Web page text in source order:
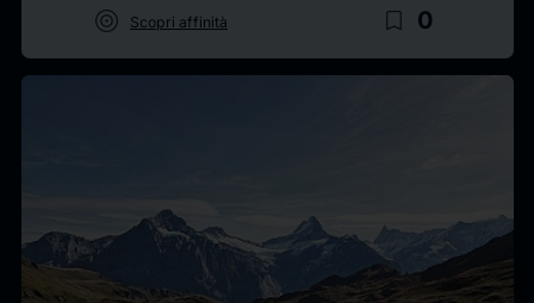
target Scopri affinità bookmark_border 0